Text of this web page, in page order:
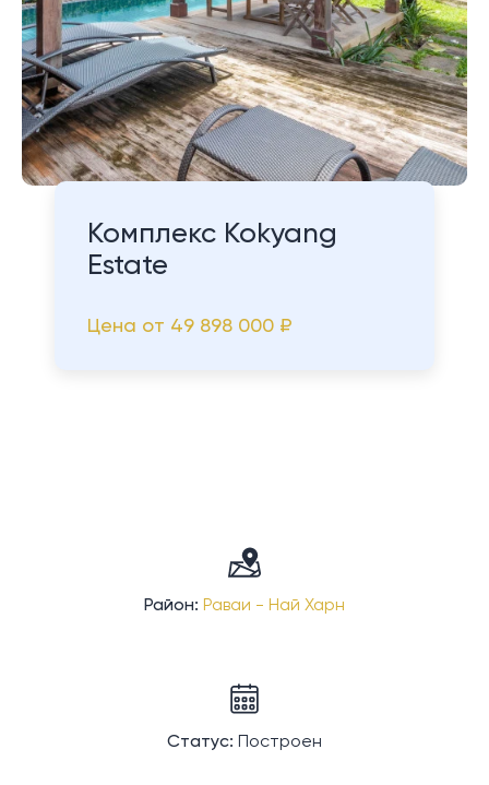
Комплекс Kokyang
Estate
Цена от 49 898 000 ₽
Район: Раваи - Най Харн
Статус: Построен